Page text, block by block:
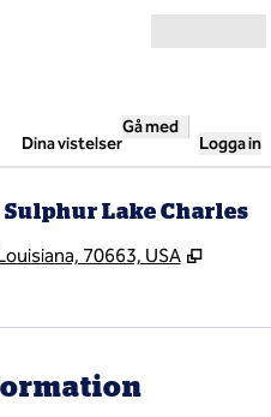
Dina vistelser
Gå med
Logga in
Lake Charles
70663, USA ,